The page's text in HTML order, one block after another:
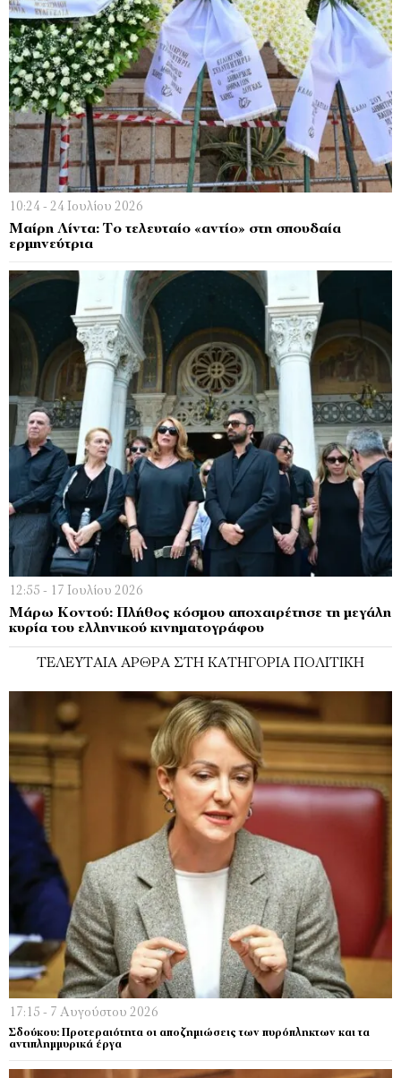
10:24 - 24 Ιουλίου 2026
Μαίρη Λίντα: Το τελευταίο «αντίο» στη σπουδαία
ερμηνεύτρια
12:55 - 17 Ιουλίου 2026
Μάρω Κοντού: Πλήθος κόσμου αποχαιρέτησε τη μεγάλη
κυρία του ελληνικού κινηματογράφου
ΤΕΛΕΥΤΑΊΑ ΆΡΘΡΑ ΣΤΗ ΚΑΤΗΓΟΡΊΑ ΠΟΛΙΤΙΚΉ
17:15 - 7 Αυγούστου 2026
Σδούκου: Προτεραιότητα οι αποζημιώσεις των πυρόπληκτων και τα
αντιπλημμυρικά έργα